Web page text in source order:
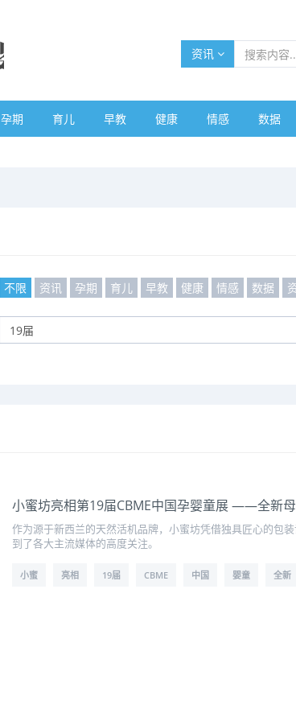
资讯
孕期 育儿 早教 健康 情感 数据
不限 资讯 孕期 育儿 早教 健康 情感 数据
小蜜坊亮相第19届CBME中国孕婴童展 ——全新
作为源于新西兰的天然活机品牌，小蜜坊凭借独具匠心的包
到了各大主流媒体的高度关注。
小蜜 亮相 19届 CBME 中国 婴童 全新